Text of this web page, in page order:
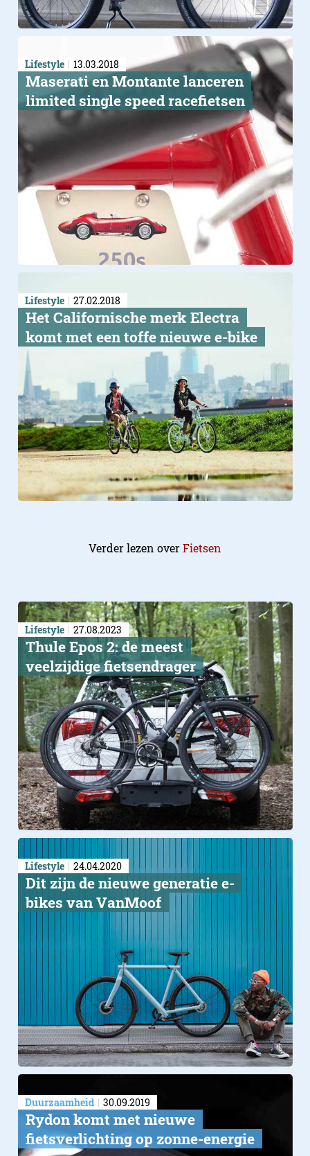
Lifestyle 13.03.2018
Maserati en Montante lanceren
limited single speed racefietsen
Lifestyle 27.02.2018
Het Californische merk Electra
komt met een toffe nieuwe e-bike
Verder lezen overFietsen
Lifestyle 27.08.2023
Thule Epos 2: de meest
veelzijdige fietsendrager
Lifestyle 24.04.2020
Dit zijn de nieuwe generatie e-
bikes van VanMoof
Duurzaamheid 30.09.2019
Rydon komt met nieuwe
fietsverlichting op zonne-energie